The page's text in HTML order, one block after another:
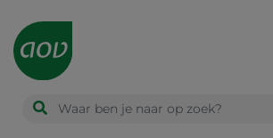
Main
navigation